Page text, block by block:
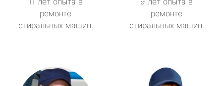
ремонте
стиральных машин.
ремонте
стиральных машин.